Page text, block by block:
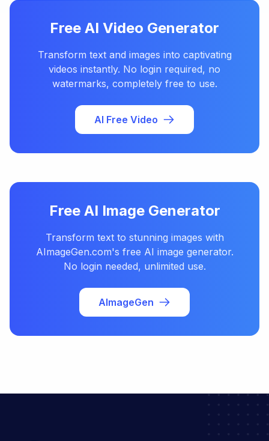
Free AI Video Generator
Transform text and images into captivating
videos instantly. No login required, no
watermarks, completely free to use.
AI Free Video
Free AI Image Generator
Transform text to stunning images with
AImageGen.com's free AI image generator.
No login needed, unlimited use.
AImageGen